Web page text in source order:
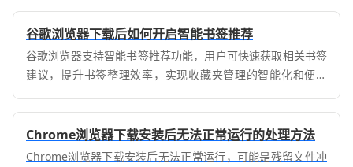
谷歌浏览器下载后如何开启智能书签推荐
谷歌浏览器支持智能书签推荐功能，用户可快速获取相关书签
建议，提升书签整理效率，实现收藏夹管理的智能化和便捷
Chrome浏览器下载安装后无法正常运行的处理方法
Chrome浏览器下载安装后无法正常运行，可能是残留文件冲